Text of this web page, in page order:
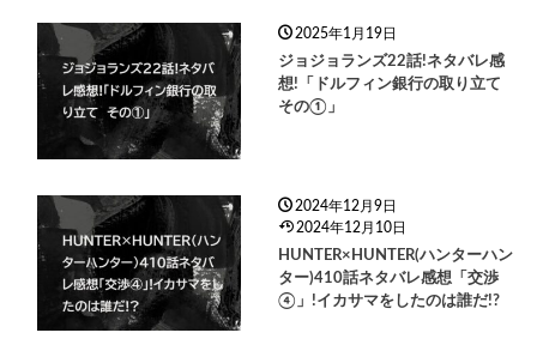
2025年1月19日
ジョジョランズ22話!ネタバレ感
想!「ドルフィン銀行の取り立て
その①」
2024年12月9日
2024年12月10日
HUNTER×HUNTER(ハンターハン
ター)410話ネタバレ感想「交渉
④」!イカサマをしたのは誰だ!?